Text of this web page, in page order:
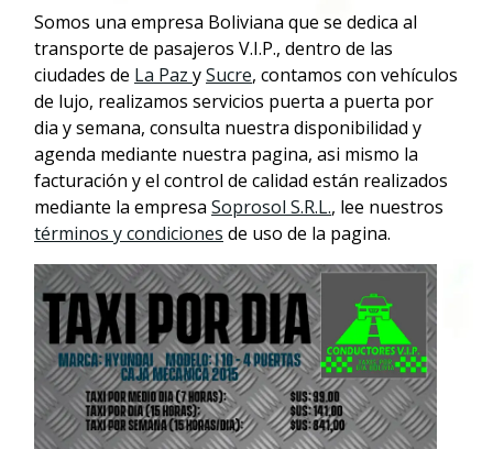
Somos una empresa Boliviana que se dedica al
transporte de pasajeros V.I.P., dentro de las
ciudades de La Paz ySucre, contamos con vehículos
de lujo, realizamos servicios puerta a puerta por
dia y semana, consulta nuestra disponibilidad y
agenda mediante nuestra pagina, asi mismo la
facturación y el control de calidad están realizados
mediante la empresa Soprosol S.R.L., lee nuestros
términos y condiciones de uso de la pagina.